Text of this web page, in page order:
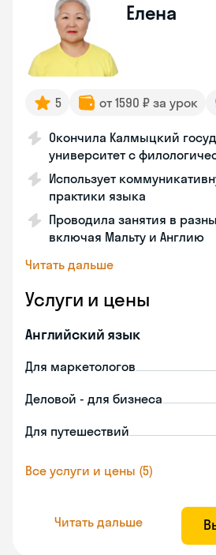
Елена
5 от 1590 ₽ за урок
Окончила Калмыцкий
университет с
Использует
практики языка
Проводила занятия в
включая Мальту и Англию
Читать дальше
Услуги и цены
Английский язык
Для маркетологов
Деловой - для бизнеса
Для путешествий
Все услуги и цены (5)
Читать дальше